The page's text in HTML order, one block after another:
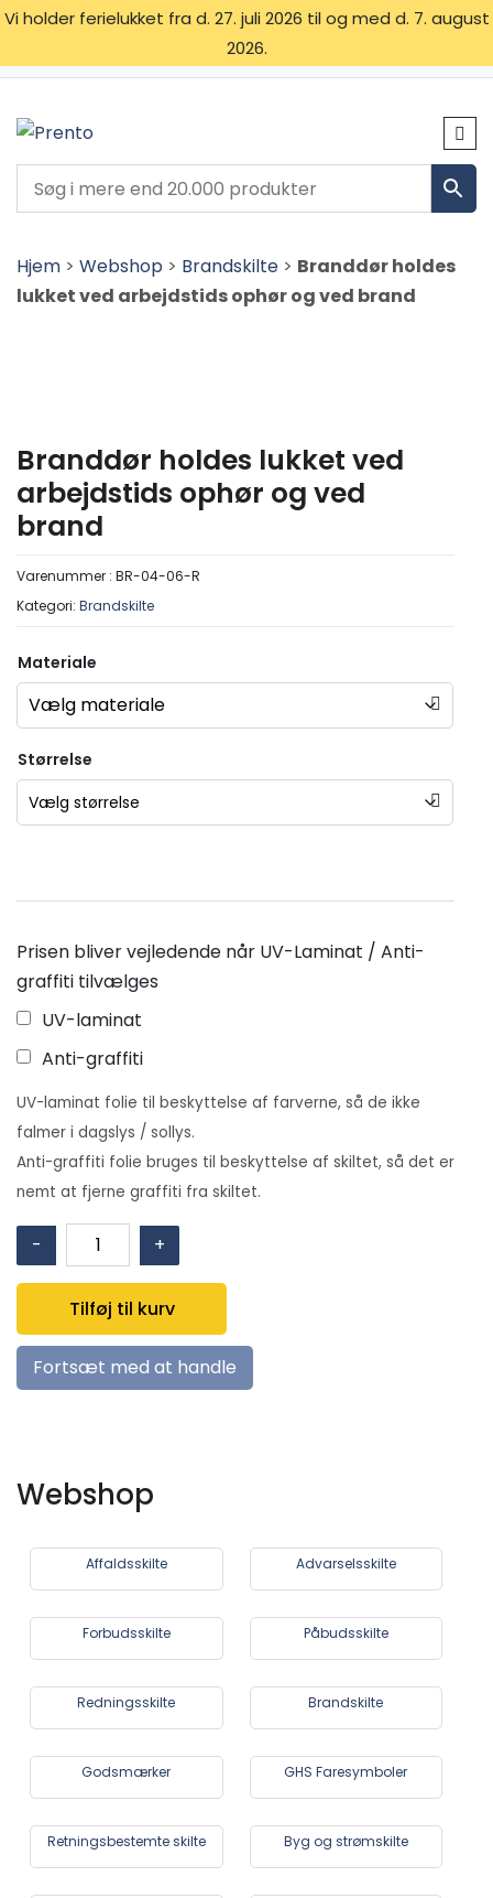
Vi holder ferielukket fra d. 27. juli 2026 til og med d. 7. august
2026.
OM OS
Hjem > Webshop > Brandskilte > Branddør holdes
lukket ved arbejdstids ophør og ved brand
Branddør holdes lukket ved
arbejdstids ophør og ved
brand
Varenummer : BR-04-06-R
Kategori: Brandskilte
Materiale
Størrelse
Prisen bliver vejledende når UV-Laminat / Anti-
graffiti tilvælges
UV-laminat
Anti-graffiti
UV-laminat folie til beskyttelse af farverne, så de ikke
falmer i dagslys / sollys.
Anti-graffiti folie bruges til beskyttelse af skiltet, så det er
nemt at fjerne graffiti fra skiltet.
-
Branddør
holdes
lukket
arbejdstids
ophør
antal
+
Tilføj til kurv
Fortsæt med at handle
Webshop
Affaldsskilte Advarselsskilte
Forbudsskilte Påbudsskilte
Redningsskilte Brandskilte
Godsmærker GHS Faresymboler
Retningsbestemte skilte Byg og strømskilte